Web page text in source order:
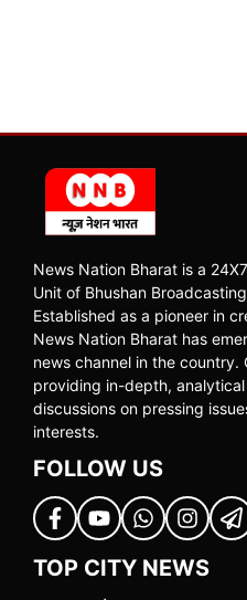
News Nation Bharat is a
Unit of Bhushan
Established as a pioneer in
News Nation Bharat has
news channel in the country.
providing in-depth,
discussions on pressing
interests.
FOLLOW US
TOP CITY NEWS